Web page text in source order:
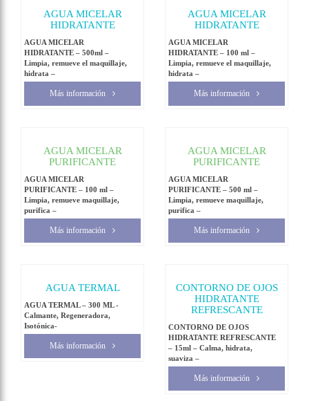
AGUA MICELAR
HIDRATANTE
AGUA MICELAR
HIDRATANTE – 500ml –
Limpia, remueve el maquillaje,
hidrata –
Más información
AGUA MICELAR
HIDRATANTE
AGUA MICELAR
HIDRATANTE – 100 ml –
Limpia, remueve el maquillaje,
hidrata –
Más información
AGUA MICELAR
PURIFICANTE
AGUA MICELAR
PURIFICANTE – 100 ml –
Limpia, remueve maquillaje,
purifica –
Más información
AGUA MICELAR
PURIFICANTE
AGUA MICELAR
PURIFICANTE – 500 ml –
Limpia, remueve maquillaje,
purifica –
Más información
AGUA TERMAL
AGUA TERMAL – 300 ML -
Calmante, Regeneradora,
Isotónica-
Más información
CONTORNO DE OJOS
HIDRATANTE
REFRESCANTE
CONTORNO DE OJOS
HIDRATANTE REFRESCANTE
– 15ml – Calma, hidrata,
suaviza –
Más información